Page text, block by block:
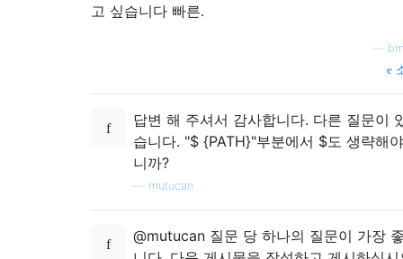
고 싶습니다 빠른.
답변 해 주셔서 감사합니다. 다른 질문이
습니다. "$ {PATH}"부분에서 $도 생략해
니까?
mutucan
@mutucan 질문 당 하나의 질문이 가장